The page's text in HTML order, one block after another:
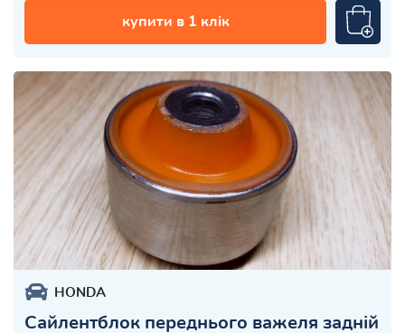
купити в 1 клік
HONDA
Сайлентблок переднього важеля задній